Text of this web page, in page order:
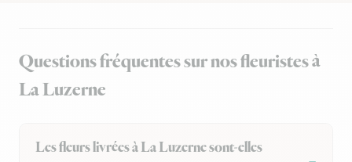
Questions fréquentes sur nos fleuristes à
La Luzerne
Les fleurs livrées à La Luzerne sont-elles